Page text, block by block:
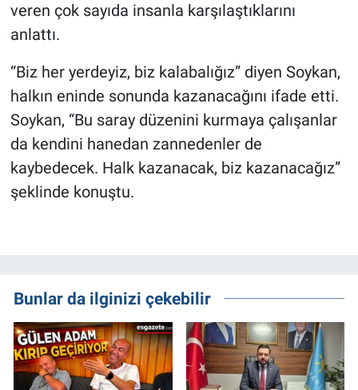
veren çok sayıda insanla karşılaştıklarını
anlattı.
“Biz her yerdeyiz, biz kalabalığız” diyen Soykan,
halkın eninde sonunda kazanacağını ifade etti.
Soykan, “Bu saray düzenini kurmaya çalışanlar
da kendini hanedan zannedenler de
kaybedecek. Halk kazanacak, biz kazanacağız”
şeklinde konuştu.
Bunlar da ilginizi çekebilir